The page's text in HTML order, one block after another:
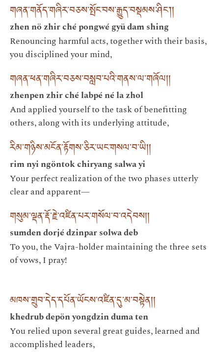
གཞན་གནོད་གཞིར་བཅས་སྤོང་བས་རྒྱུད་བསྡམས་ཤིང༌། །
zhen nö zhir ché pongwé gyü dam shing
Renouncing harmful acts, together with their basis,
you disciplined your mind,
གཞན་ཕན་གཞིར་བཅས་བསླབ་པའི་གནས་ལ་གཞོལ། །
zhenpen zhir ché labpé né la zhol
And applied yourself to the task of benefitting
others, along with its underlying attitude,
རིམ་གཉིས་མངོན་རྟོགས་ཅིར་ཡང་གསལ་བ་ཡི། །
rim nyi ngöntok chiryang salwa yi
Your perfect realization of the two phases utterly
clear and apparent—
གསུམ་ལྡན་རྡོ་རྗེ་འཛིན་པར་གསོལ་བ་འདེབས། །
sumden dorjé dzinpar solwa deb
To you, the Vajra-holder maintaining the three sets
of vows, I pray!
མཁས་གྲུབ་དེད་དཔོན་ཡོངས་འཛིན་དུ་མ་བསྟེན། །
khedrub depön yongdzin duma ten
You relied upon several great guides, learned and
accomplished leaders,